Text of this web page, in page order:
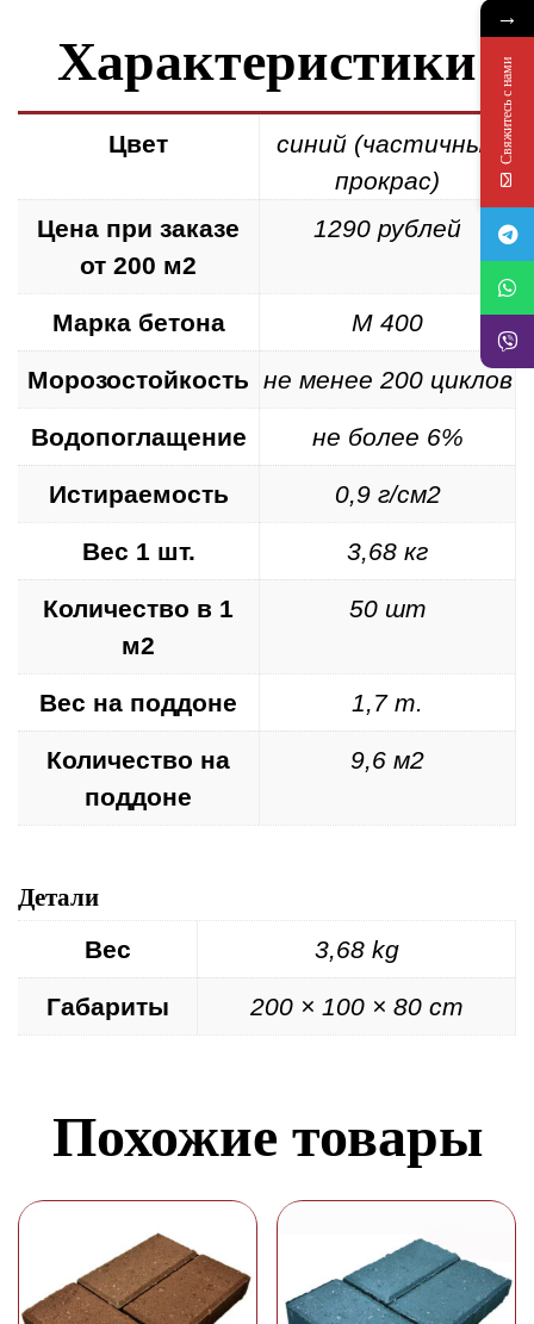
Характеристики
Цвет
синий (частичный
прокрас)
Цена при заказе
от 200 м2
1290 рублей
Марка бетона М 400
Морозостойкость не менее 200 циклов
Водопоглащение не более 6%
Истираемость 0,9 г/см2
Вес 1 шт. 3,68 кг
Количество в 1
м2
50 шт
Вес на поддоне 1,7 т.
Количество на
поддоне
9,6 м2
Детали
Вес 3,68 kg
Габариты 200 × 100 × 80 cm
Похожие товары
→
Свяжитесь с нами